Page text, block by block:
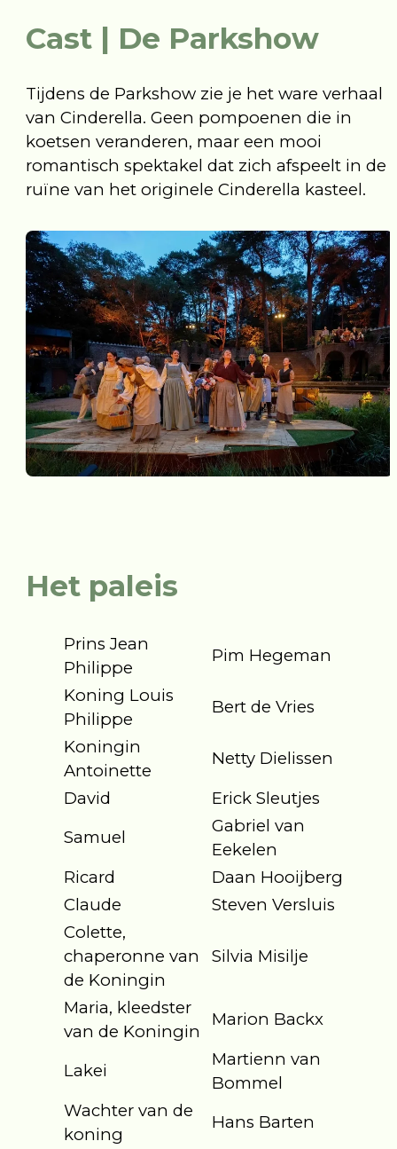
Cast | De Parkshow
Tijdens de Parkshow zie je het ware verhaal
van Cinderella. Geen pompoenen die in
koetsen veranderen, maar een mooi
romantisch spektakel dat zich afspeelt in de
ruïne van het originele Cinderella kasteel.
Het paleis
Prins Jean
Philippe
Pim Hegeman
Koning Louis
Philippe
Bert de Vries
Koningin
Antoinette
Netty Dielissen
David
Erick Sleutjes
Samuel
Gabriel van
Eekelen
Ricard
Daan Hooijberg
Claude
Steven Versluis
Colette,
chaperonne van
de Koningin
Silvia Misilje
Maria, kleedster
van de Koningin
Marion Backx
Lakei
Martienn van
Bommel
Wachter van de
koning
Hans Barten